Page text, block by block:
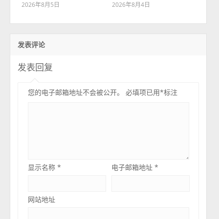
2026年8月5日 2026年8月4日
发表评论
发表回复
您的电子邮箱地址不会被公开。 必填项已用*标注
显示名称* 电子邮箱地址*
网站地址